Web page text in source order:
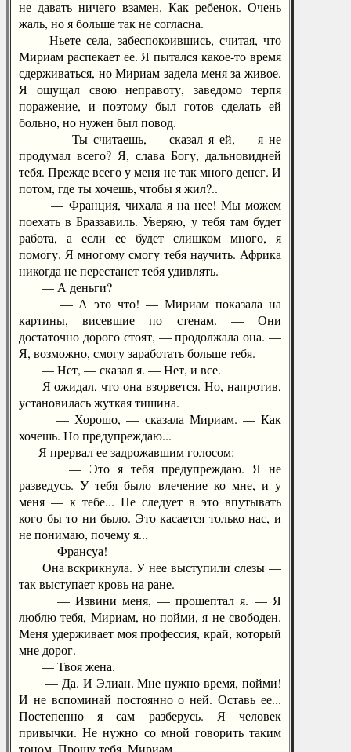
не давать ничего взамен. Как ребенок. Очень
жаль, но я больше так не согласна.
Ньете села, забеспокоившись, считая, что
Мириам распекает ее. Я пытался какое-то время
сдерживаться, но Мириам задела меня за живое.
Я ощущал свою неправоту, заведомо терпя
поражение, и поэтому был готов сделать ей
больно, но нужен был повод.
— Ты считаешь, — сказал я ей, — я не
продумал всего? Я, слава Богу, дальновидней
тебя. Прежде всего у меня не так много денег. И
потом, где ты хочешь, чтобы я жил?..
— Франция, чихала я на нее! Мы можем
поехать в Браззавиль. Уверяю, у тебя там будет
работа, а если ее будет слишком много, я
помогу. Я многому смогу тебя научить. Африка
никогда не перестанет тебя удивлять.
— А деньги?
— А это что! — Мириам показала на
картины, висевшие по стенам. — Они
достаточно дорого стоят, — продолжала она. —
Я, возможно, смогу заработать больше тебя.
— Нет, — сказал я. — Нет, и все.
Я ожидал, что она взорвется. Но, напротив,
установилась жуткая тишина.
— Хорошо, — сказала Мириам. — Как
хочешь. Но предупреждаю...
Я прервал ее задрожавшим голосом:
— Это я тебя предупреждаю. Я не
разведусь. У тебя было влечение ко мне, и у
меня — к тебе... Не следует в это впутывать
кого бы то ни было. Это касается только нас, и
не понимаю, почему я...
— Франсуа!
Она вскрикнула. У нее выступили слезы —
так выступает кровь на ране.
— Извини меня, — прошептал я. — Я
люблю тебя, Мириам, но пойми, я не свободен.
Меня удерживает моя профессия, край, который
мне дорог.
— Твоя жена.
— Да. И Элиан. Мне нужно время, пойми!
И не вспоминай постоянно о ней. Оставь ее...
Постепенно я сам разберусь. Я человек
привычки. Не нужно со мной говорить таким
тоном. Прошу тебя, Мириам.